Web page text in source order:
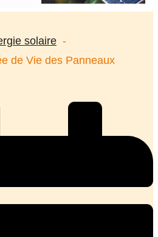
solaire
de Vie des Panneaux